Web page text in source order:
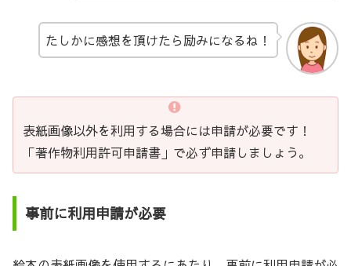
たしかに感想を頂けたら励みになるね！
表紙画像以外を利用する場合には申請が必要です！
「著作物利用許可申請書」で必ず申請しましょう。
事前に利用申請が必要